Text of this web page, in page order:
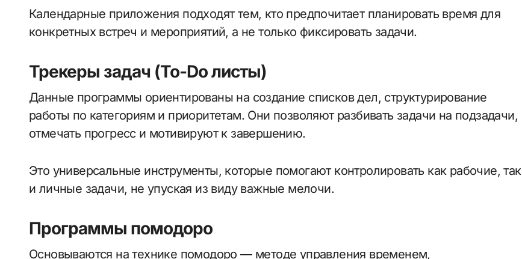
Календарные приложения подходят тем, кто предпочитает планировать время для
конкретных встреч и мероприятий, а не только фиксировать задачи.
Трекеры задач (To-Do листы)
Данные программы ориентированы на создание списков дел, структурирование
работы по категориям и приоритетам. Они позволяют разбивать задачи на подзадачи,
отмечать прогресс и мотивируют к завершению.
Это универсальные инструменты, которые помогают контролировать как рабочие, так
и личные задачи, не упуская из виду важные мелочи.
Программы помодоро
Основываются на технике помодоро — методе управления временем,